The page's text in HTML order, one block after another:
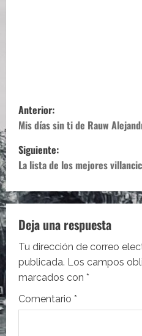
N
a
v
g
a
c
i
ó
Anterior:
Mis días sin ti de Rauw
Siguiente:
La lista de los mejores
Deja una respuesta
Tu dirección de correo
publicada. Los campos
marcados con *
Comentario *